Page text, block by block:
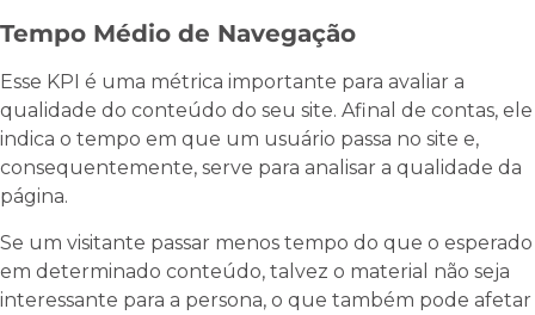
Tempo Médio de Navegação
Esse KPI é uma métrica importante para avaliar a
qualidade do conteúdo do seu site. Afinal de contas, ele
indica o tempo em que um usuário passa no site e,
consequentemente, serve para analisar a qualidade da
página.
Se um visitante passar menos tempo do que o esperado
em determinado conteúdo, talvez o material não seja
interessante para a persona, o que também pode afetar